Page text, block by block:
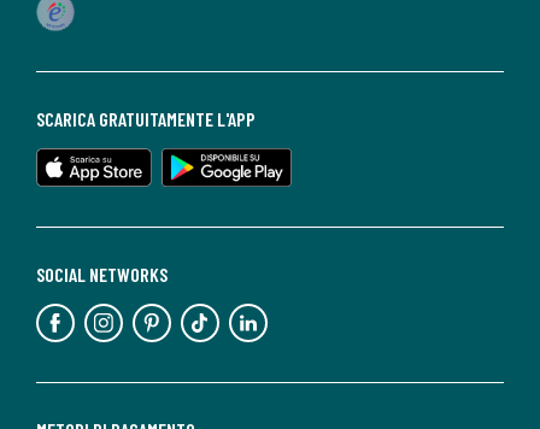
SOCIAL NETWORKS
SCARICA GRATUITAMENTE L'APP